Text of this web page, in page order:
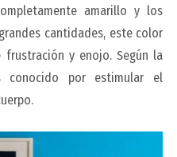
amarillo y los
cantidades, este color
y enojo. Según la
conocido por estimular el